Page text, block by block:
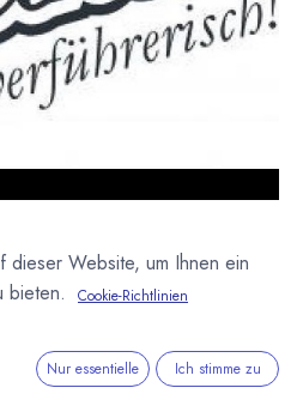
Website, um Ihnen ein
bieten.
Cookie-Richtlinien
Nur essentielle Ich stimme zu